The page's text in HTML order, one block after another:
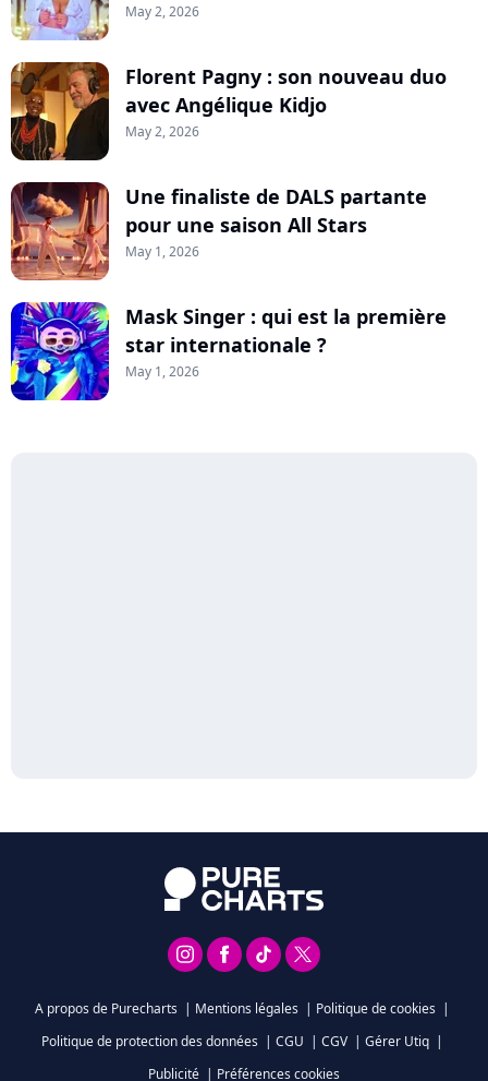
May 2, 2026
Florent Pagny : son nouveau duo
avec Angélique Kidjo
May 2, 2026
Une finaliste de DALS partante
pour une saison All Stars
May 1, 2026
Mask Singer : qui est la première
star internationale ?
May 1, 2026
A propos de Purecharts | Mentions légales | Politique de cookies |
Politique de protection des données | CGU | CGV | Gérer Utiq |
Publicité | Préférences cookies